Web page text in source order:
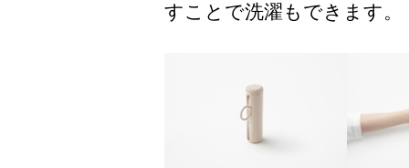
すことで洗濯もできます。